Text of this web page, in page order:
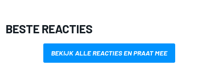
BESTE REACTIES
BEKIJK ALLE REACTIES EN PRAAT MEE